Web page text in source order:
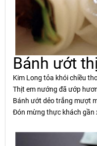
Bánh ướt thị
Kim Long tỏa khói chiều th
Thịt em nướng đã ướp
Bánh ướt dẻo trắng mượt
Đón mừng thực khách gần